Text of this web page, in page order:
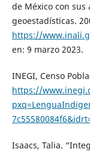
de México con
geoestadísticas.
https://
en: 9 marzo 2023.
INEGI, Censo
https://
Isaacs, Talia.